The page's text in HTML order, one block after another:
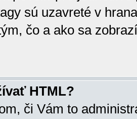
sú uzavreté v
čo a ako sa
HTML?
či Vám to